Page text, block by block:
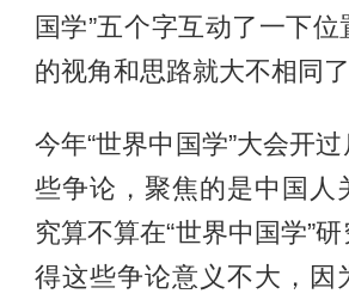
国学”五个字互动了一下
的视角和思路就大不相同了
今年“世界中国学”大会开
些争论，聚焦的是中国人
究算不算在“世界中国学”
得这些争论意义不大，因